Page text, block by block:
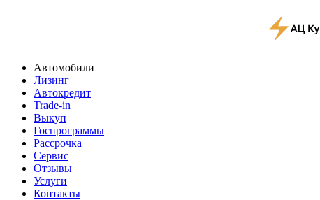
Автомобили
Лизинг
Автокредит
Trade-in
Выкуп
Госпрограммы
Рассрочка
Сервис
Отзывы
Услуги
Контакты